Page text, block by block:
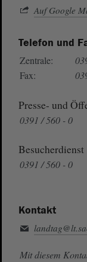
Auf Google
Telefon und
Zentrale:
Fax:
Presse- und
0391 / 560 - 0
Besucherdienst
0391 / 560 - 0
Kontakt
Mit diesem